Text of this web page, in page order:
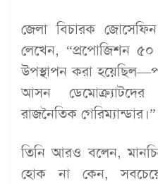
জেলা বিচারক
লেখেন, “প্রপোজিশন ৫০
উপস্থাপন করা
আসন
রাজনৈতিক গেরিম্যান্ডার।”
তিনি আরও বলেন,
হোক না কেন,